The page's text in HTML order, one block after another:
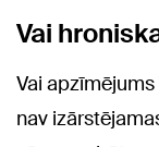
Vai
Vai
nav